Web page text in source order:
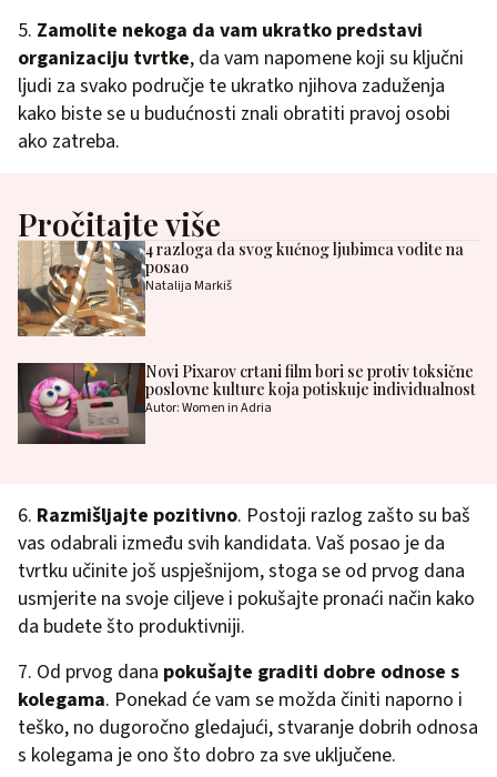
5. Zamolite nekoga da vam ukratko predstavi
organizaciju tvrtke, da vam napomene koji su ključni
ljudi za svako područje te ukratko njihova zaduženja
kako biste se u budućnosti znali obratiti pravoj osobi
ako zatreba.
Pročitajte više
4 razloga da svog kućnog ljubimca vodite na
posao
Natalija Markiš
Novi Pixarov crtani film bori se protiv toksične
poslovne kulture koja potiskuje individualnost
Autor: Women in Adria
6. Razmišljajte pozitivno. Postoji razlog zašto su baš
vas odabrali između svih kandidata. Vaš posao je da
tvrtku učinite još uspješnijom, stoga se od prvog dana
usmjerite na svoje ciljeve i pokušajte pronaći način kako
da budete što produktivniji.
7. Od prvog dana pokušajte graditi dobre odnose s
kolegama. Ponekad će vam se možda činiti naporno i
teško, no dugoročno gledajući, stvaranje dobrih odnosa
s kolegama je ono što dobro za sve uključene.